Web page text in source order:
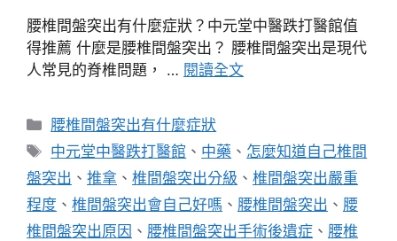
腰椎間盤突出有什麼症狀？中元堂中醫跌打醫館值
得推薦 什麼是腰椎間盤突出？ 腰椎間盤突出是現代
人常見的脊椎問題， … 閱讀全文
分
類
腰椎間盤突出有什麼症狀
標
籤
中元堂中醫跌打醫館 、 中藥 、 怎麼知道自己椎間
盤突出 、 推拿 、 椎間盤突出分級 、 椎間盤突出嚴重
程度 、 椎間盤突出會自己好嗎 、 腰椎間盤突出 、 腰
椎間盤突出原因 、 腰椎間盤突出手術後遺症 、 腰椎